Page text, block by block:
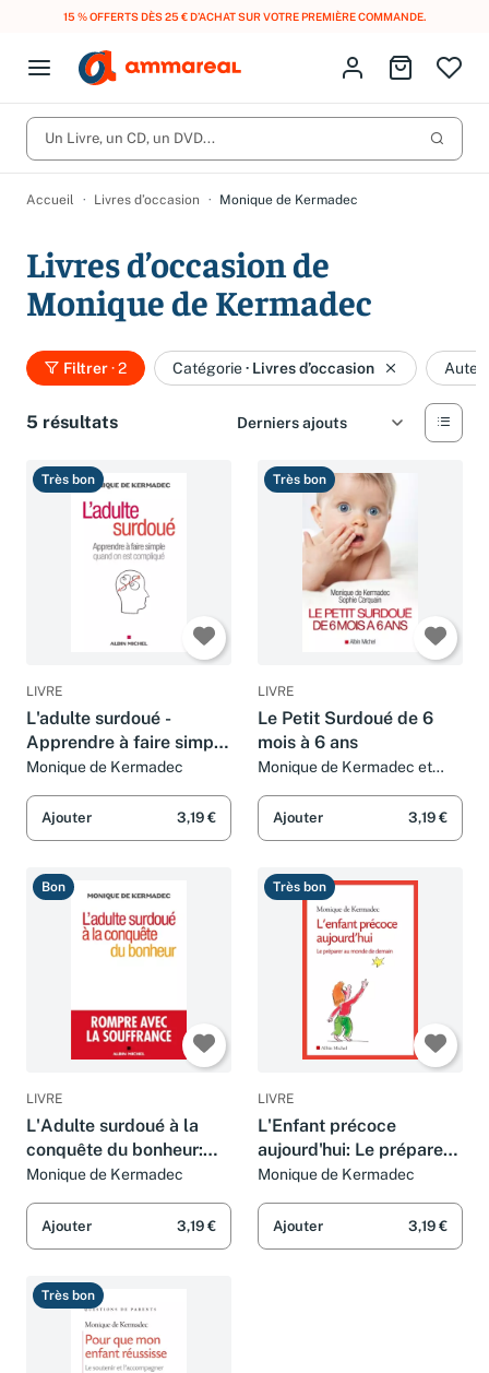
15 % OFFERTS DÈS 25 € D’ACHAT SUR VOTRE PREMIÈRE COMMANDE.
Open menu
Fermer le menu
CD d'occasion
DVD d'occasion
Partitions
Culture à 1 €
Meilleures ventes
Nos engagements
Lancer
Activez les notifications dans votre compte pour être alerté dès
qu'il est en stock.
Créer une alerte
Identifiez-vous
Aller au
Un Livre, un CD, un DVD...
Accueil Livres d’occasion Monique de Kermadec
Livres d’occasion de
Monique de Kermadec
Filtrer· 2 Catégorie· Livres d’occasion
5 résultats
Très bon
LIVRE
L'adulte surdoué -
Apprendre à faire simple
quand on est compliqué
Monique de Kermadec
Ajouter 3,19 €
Très bon
LIVRE
Le Petit Surdoué de 6
mois à 6 ans
Monique de Kermadec et
Ajouter 3,19 €
Bon
LIVRE
L'Adulte surdoué à la
conquête du bonheur:
Rompre avec la
souffrance
Monique de Kermadec
Ajouter 3,19 €
Très bon
LIVRE
L'Enfant précoce
aujourd'hui: Le préparer
au monde de demain
Monique de Kermadec
Ajouter 3,19 €
Très bon